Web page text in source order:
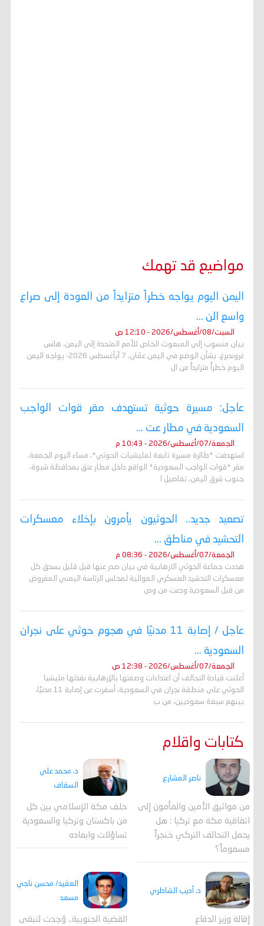
مواضيع قد تهمك
اليمن اليوم يواجه خطراً متزايداً من العودة إلى صراع
واسع الن ...
السبت/08/أغسطس/2026 - 12:10 ص
بيان منسوب إلى المبعوث الخاص للأمم المتحدة إلى اليمن، هانس
غروندبرغ، بشأن الوضع في اليمن عمّان، 7 آبأغسطس 2026- يواجه اليمن
اليوم خطراً متزايداً من ال
عاجل: مسيرة حوثية تستهدف مقر قوات الواجب
السعودية في مطار عت ...
الجمعة/07/أغسطس/2026 - 10:43 م
استهدفت *طائرة مسيرة تابعة لمليشيات الحوثي*، مساء اليوم الجمعة،
مقر *قوات الواجب السعودية* الواقع داخل مطار عتق بمحافظة شبوة،
جنوب شرق اليمن. تفاصيل ا
تصعيد جديد.. الحوثيون يأمرون بإخلاء معسكرات
التحشيد في مناطق ...
الجمعة/07/أغسطس/2026 - 08:36 م
هددت جماعة الحوثي الارهابية في بيان صدر عنها قبل قليل بسحق كل
معسكرات التحشيد العسكري الموالية لمجلس الرئاسة اليمني المفروض
من قبل السعودية ودعت من وص
عاجل / إصابة 11 مدنيًا في هجوم حوثي على نجران
السعودية ...
الجمعة/07/أغسطس/2026 - 12:38 ص
أعلنت قيادة التحالف أن اعتداءات وصفتها بالإرهابية نفذتها مليشيا
الحوثي على منطقة نجران في السعودية، أسفرت عن إصابة 11 مدنيًا،
بينهم سبعة سعوديين، من ب
كتابات واقلام
ناصر المشارع
من مواثيق الأمين والمأمون إلى
اتفاقية مكة مع تركيا : هل
يحمل التحالف التركي خنجراً
مسموماً؟
د. محمد علي
السقاف
حلف مكة الإسلامي بين كل
من باكستان وتركيا والسعودية
تساؤلات وابعاده
د. أديب الشاطري
إقالة وزير الدفاع
العقيد/ محسن ناجي
مسعد
القضية الجنوبية.. وُجدت لتبقى